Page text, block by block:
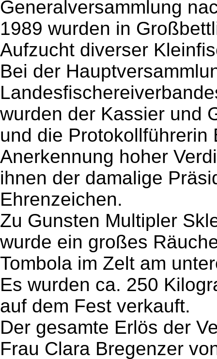
Generalversammlung
1989 wurden in
Aufzucht diverser
Bei der
wurden der Kassier und
und die Protokollführerin
Anerkennung hoher
ihnen der damalige
Ehrenzeichen.
Zu Gunsten Multipler
wurde ein großes
Tombola im Zelt am
Es wurden ca. 250
auf dem Fest verkauft.
Der gesamte Erlös der
Frau Clara Bregenzer